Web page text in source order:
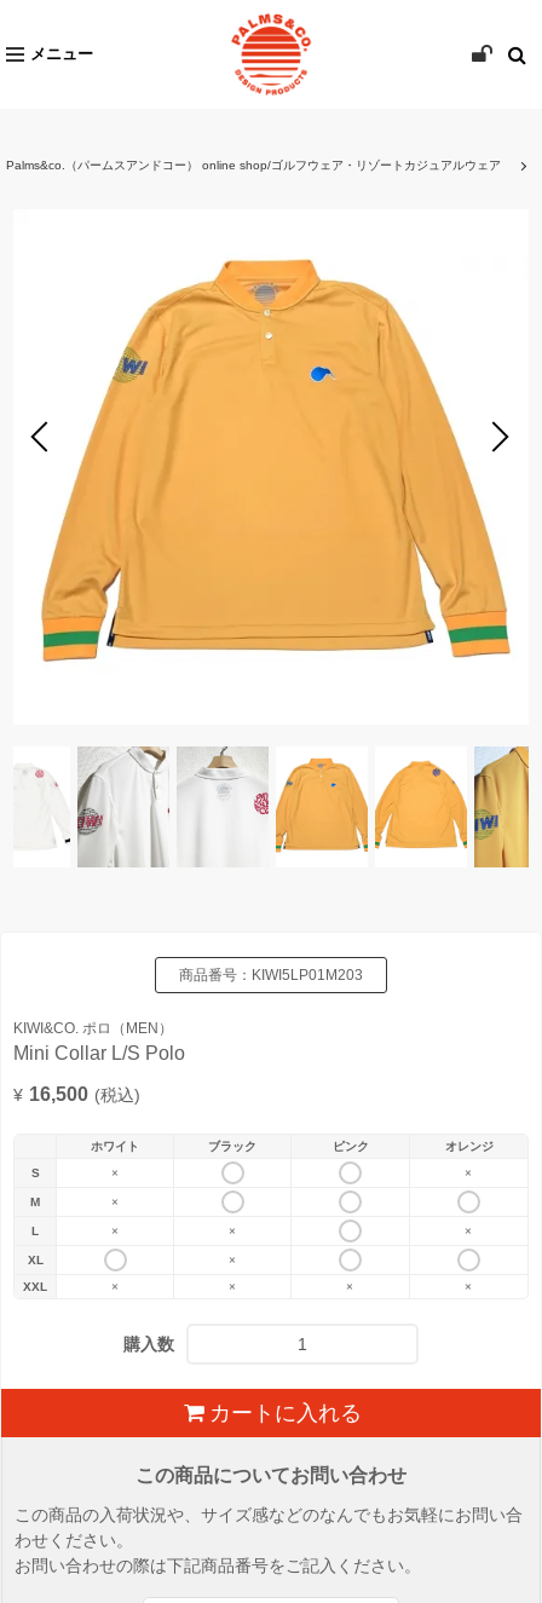
メニュー
Palms&co.（パームスアンドコー） online shop/ゴルフウェア・リゾートカジュアルウェア
商品番号： KIWI5LP01M203
KIWI&CO. ポロ（MEN）
Mini Collar L/S Polo
¥ 16,500 (税込)
ホワイト ブラック ピンク
オレンジ
S
× ×
M ×
L × × ×
XL
×
XXL
× × × ×
購入数
カートに入れる
この商品についてお問い合わせ
この商品の入荷状況や、サイズ感などのなんでもお気軽にお問い合
わせください。
お問い合わせの際は下記商品番号をご記入ください。